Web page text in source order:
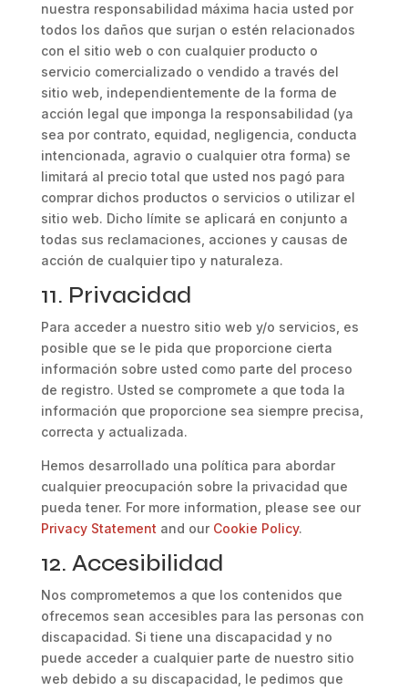
nuestra responsabilidad máxima hacia usted por
todos los daños que surjan o estén relacionados
con el sitio web o con cualquier producto o
servicio comercializado o vendido a través del
sitio web, independientemente de la forma de
acción legal que imponga la responsabilidad (ya
sea por contrato, equidad, negligencia, conducta
intencionada, agravio o cualquier otra forma) se
limitará al precio total que usted nos pagó para
comprar dichos productos o servicios o utilizar el
sitio web. Dicho límite se aplicará en conjunto a
todas sus reclamaciones, acciones y causas de
acción de cualquier tipo y naturaleza.
11. Privacidad
Para acceder a nuestro sitio web y/o servicios, es
posible que se le pida que proporcione cierta
información sobre usted como parte del proceso
de registro. Usted se compromete a que toda la
información que proporcione sea siempre precisa,
correcta y actualizada.
Hemos desarrollado una política para abordar
cualquier preocupación sobre la privacidad que
pueda tener. For more information, please see our
Privacy Statement and our Cookie Policy.
12. Accesibilidad
Nos comprometemos a que los contenidos que
ofrecemos sean accesibles para las personas con
discapacidad. Si tiene una discapacidad y no
puede acceder a cualquier parte de nuestro sitio
web debido a su discapacidad, le pedimos que